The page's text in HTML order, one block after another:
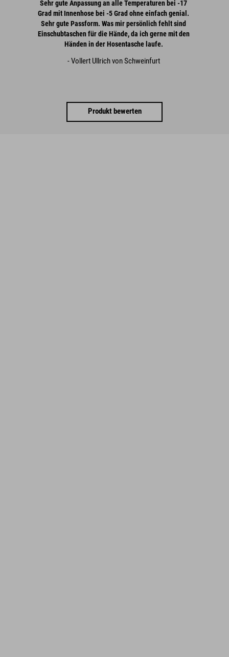
Sehr gute Anpassung an alle Temperaturen bei -17
Grad mit Innenhose bei -5 Grad ohne einfach genial.
Sehr gute Passform. Was mir persönlich fehlt sind
Einschubtaschen für die Hände, da ich gerne mit den
Händen in der Hosentasche laufe.
- Vollert Ullrich von Schweinfurt
Produkt bewerten